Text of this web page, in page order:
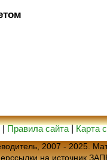
|Правила сайта|Карта
2007 - 2025.
на источник